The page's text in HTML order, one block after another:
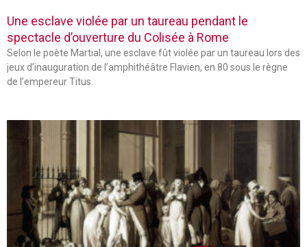
Une esclave violée par un taureau pendant le
spectacle d’ouverture du Colisée à Rome
Selon le poète Martial, une esclave fût violée par un taureau lors des
jeux d’inauguration de l’amphithéâtre Flavien, en 80 sous le règne
de l’empereur Titus.